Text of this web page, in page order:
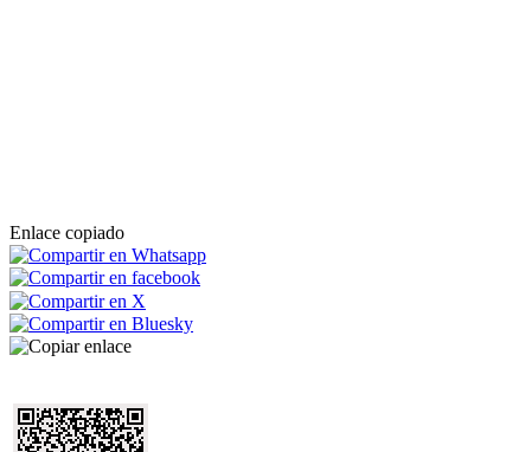
Enlace copiado